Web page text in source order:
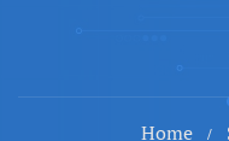
Home